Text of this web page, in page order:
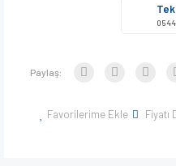
Paylaş:
Favorilerime Ekle Fiyatı